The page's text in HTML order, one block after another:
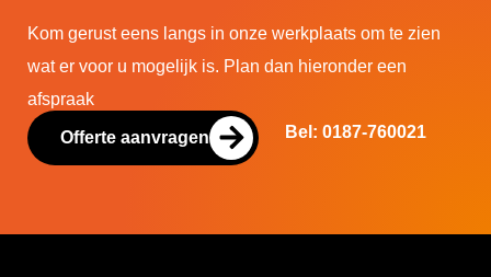
Kom gerust eens langs in onze werkplaats om te zien
wat er voor u mogelijk is. Plan dan hieronder een
afspraak
Offerte aanvragen Bel: 0187-760021